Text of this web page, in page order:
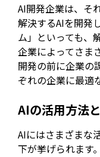
AI開発企業は、そ
解決するAIを開発
ム」といっても、
企業によってさま
開発の前に企業の
ぞれの企業に最適
AIの活用方法
AIにはさまざまな
下が挙げられます。